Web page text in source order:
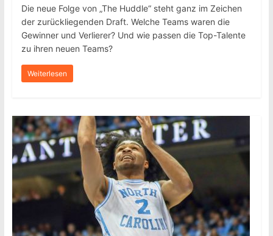
Die neue Folge von „The Huddle“ steht ganz im Zeichen
der zurückliegenden Draft. Welche Teams waren die
Gewinner und Verlierer? Und wie passen die Top-Talente
zu ihren neuen Teams?
Weiterlesen